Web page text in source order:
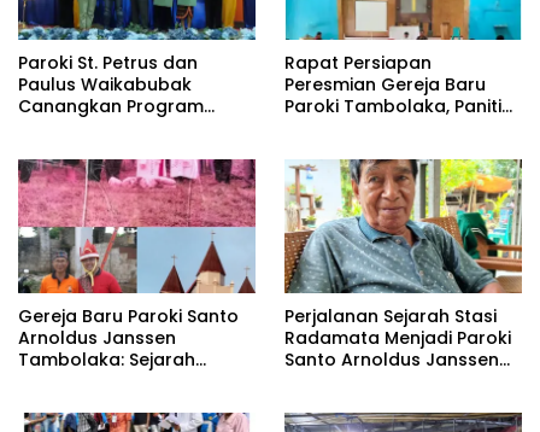
Paroki St. Petrus dan
Paulus Waikabubak
Canangkan Program
Rapat Persiapan
Peresmian Gereja Baru
Paroki Tambolaka, Panitia
Gereja Baru Paroki Santo
Arnoldus Janssen
Tambolaka: Sejarah
Kolektif Perjuangan Para
Perjalanan Sejarah Stasi
Radamata Menjadi Paroki
Santo Arnoldus Janssen